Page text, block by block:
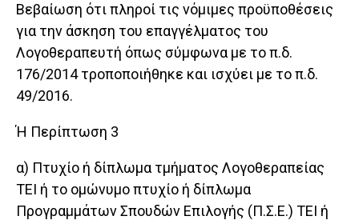
Βεβαίωση ότι πληροί τις νόμιμες προϋποθέσεις
για την άσκηση του επαγγέλματος του
Λογοθεραπευτή όπως σύμφωνα με το π.δ.
176/2014 τροποποιήθηκε και ισχύει με το π.δ.
49/2016.
Ή Περίπτωση 3
α) Πτυχίο ή δίπλωμα τμήματος Λογοθεραπείας
ΤΕΙ ή το ομώνυμο πτυχίο ή δίπλωμα
Προγραμμάτων Σπουδών Επιλογής (Π.Σ.Ε.) ΤΕΙ ή